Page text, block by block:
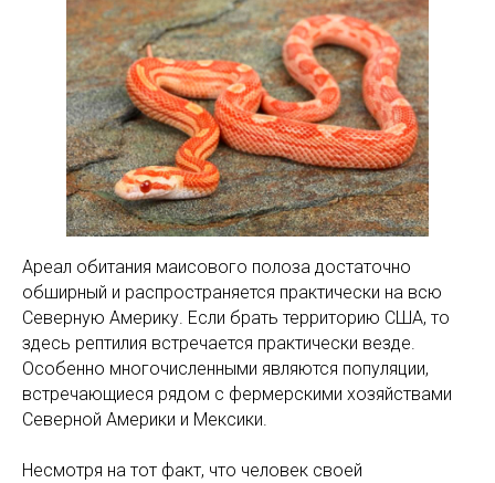
Ареал обитания маисового полоза достаточно
обширный и распространяется практически на всю
Северную Америку. Если брать территорию США, то
здесь рептилия встречается практически везде.
Особенно многочисленными являются популяции,
встречающиеся рядом с фермерскими хозяйствами
Северной Америки и Мексики.
Несмотря на тот факт, что человек своей